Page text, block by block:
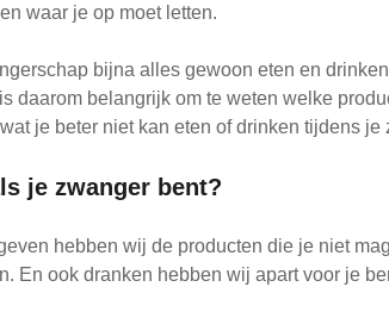
waar je op moet letten.
bijna alles gewoon eten en
daarom belangrijk om te weten welke
je beter niet kan eten of drinken tijdens je
je zwanger bent?
hebben wij de producten die je niet
En ook dranken hebben wij apart voor je